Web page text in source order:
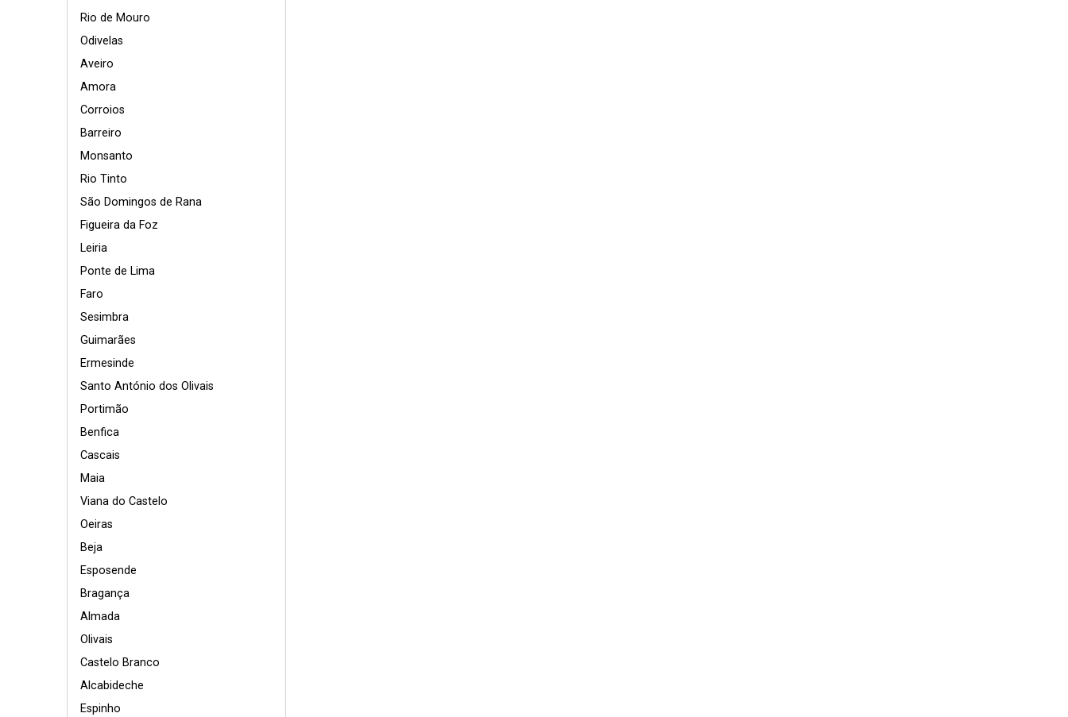
Rio de Mouro
Odivelas
Aveiro
Amora
Corroios
Barreiro
Monsanto
Rio Tinto
São Domingos de Rana
Figueira da Foz
Leiria
Ponte de Lima
Faro
Sesimbra
Guimarães
Ermesinde
Santo António dos Olivais
Portimão
Benfica
Cascais
Maia
Viana do Castelo
Oeiras
Beja
Esposende
Bragança
Almada
Olivais
Castelo Branco
Alcabideche
Espinho